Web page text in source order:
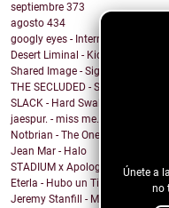
Únete a
no
septiembre 373
agosto 434
googly eyes - Internet Star
Desert Liminal - Kid Detroit
Shared Image - Sights and Sounds
THE SECLUDED - Sweet Dreams
SLACK - Hard Swallows
jaespur. - miss me.
Notbrian - The One
Jean Mar - Halo
STADIUM x Apologygrl - Ocean
Eterla - Hubo un Tiempo
Jeremy Stanfill - Moving Day